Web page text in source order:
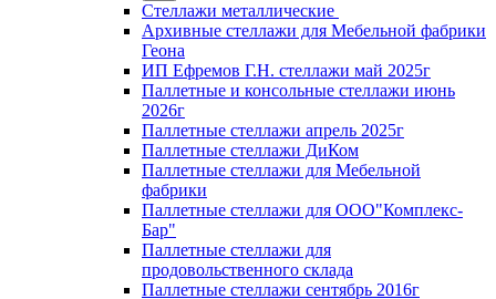
Стеллажи металлические
Архивные стеллажи для Мебельной фабрики
Геона
ИП Ефремов Г.Н. стеллажи май 2025г
Паллетные и консольные стеллажи июнь
2026г
Паллетные стеллажи апрель 2025г
Паллетные стеллажи ДиКом
Паллетные стеллажи для Мебельной
фабрики
Паллетные стеллажи для ООО"Комплекс-
Бар"
Паллетные стеллажи для
продовольственного склада
Паллетные стеллажи сентябрь 2016г